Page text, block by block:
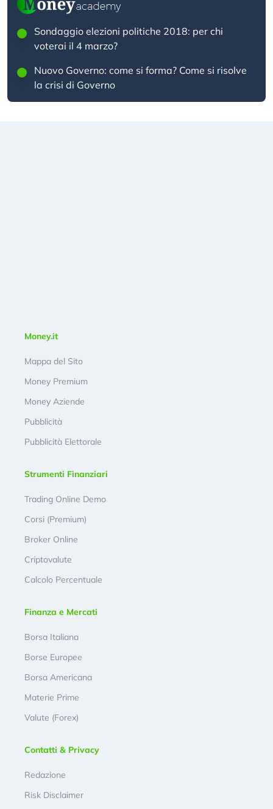
Sondaggio elezioni politiche 2018: per chi
voterai il 4 marzo?
Nuovo Governo: come si forma? Come si risolve
la crisi di Governo
Money.it
Mappa del Sito
Money Premium
Money Aziende
Pubblicità
Pubblicità Elettorale
Strumenti Finanziari
Trading Online Demo
Corsi (Premium)
Broker Online
Criptovalute
Calcolo Percentuale
Finanza e Mercati
Borsa Italiana
Borse Europee
Borsa Americana
Materie Prime
Valute (Forex)
Contatti & Privacy
Redazione
Risk Disclaimer